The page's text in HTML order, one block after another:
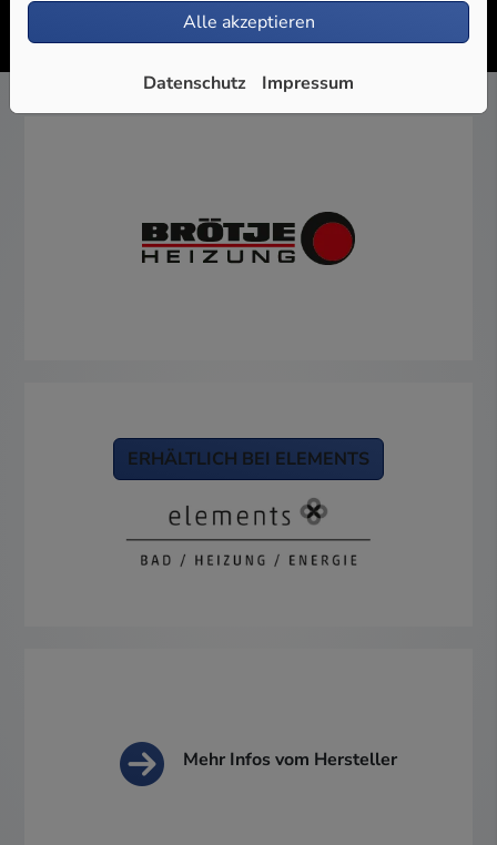
ERHÄLTLICH BEI ELEMENTS
Mehr Infos vom Hersteller
Alle akzeptieren
Datenschutz Impressum